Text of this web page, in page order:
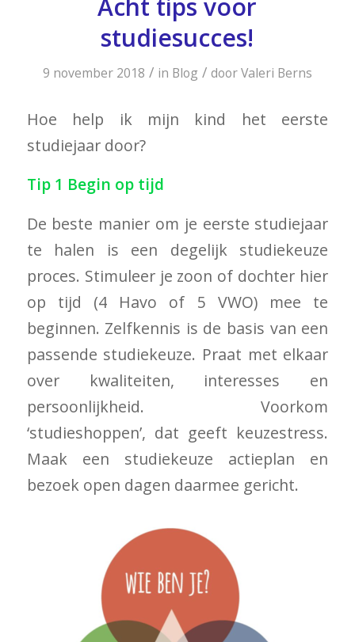
Acht tips voor
studiesucces!
9 november 2018 / in Blog / doorValeri Berns
Hoe help ik mijn kind het eerste
studiejaar door?
Tip 1 Begin op tijd
De beste manier om je eerste studiejaar
te halen is een degelijk studiekeuze
proces. Stimuleer je zoon of dochter hier
op tijd (4 Havo of 5 VWO) mee te
beginnen. Zelfkennis is de basis van een
passende studiekeuze. Praat met elkaar
over kwaliteiten, interesses en
persoonlijkheid. Voorkom
‘studieshoppen’, dat geeft keuzestress.
Maak een studiekeuze actieplan en
bezoek open dagen daarmee gericht.